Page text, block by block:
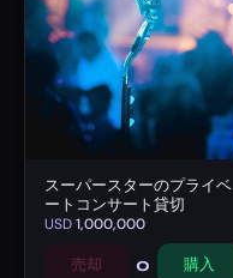
スーパースターのプライベ
ートコンサート貸切
USD1,000,000
売却 0 購入